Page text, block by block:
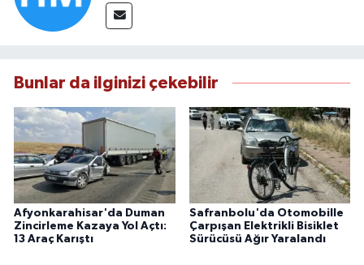
Bunlar da ilginizi çekebilir
Afyonkarahisar'da Duman
Zincirleme Kazaya Yol Açtı:
13 Araç Karıştı
Safranbolu'da Otomobille
Çarpışan Elektrikli Bisiklet
Sürücüsü Ağır Yaralandı